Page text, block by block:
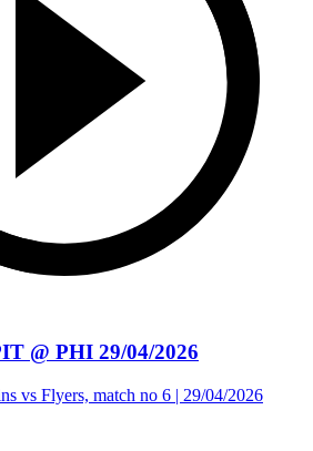
@ PHI 29/04/2026
vs Flyers, match no 6 | 29/04/2026